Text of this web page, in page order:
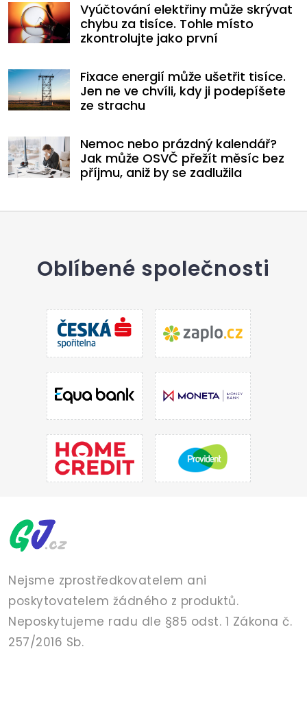
Vyúčtování elektřiny může skrývat
chybu za tisíce. Tohle místo
zkontrolujte jako první
Fixace energií může ušetřit tisíce.
Jen ne ve chvíli, kdy ji podepíšete
ze strachu
Nemoc nebo prázdný kalendář?
Jak může OSVČ přežít měsíc bez
příjmu, aniž by se zadlužila
Oblíbené společnosti
Nejsme zprostředkovatelem ani
poskytovatelem žádného z produktů.
Neposkytujeme radu dle §85 odst. 1 Zákona č.
257/2016 Sb.